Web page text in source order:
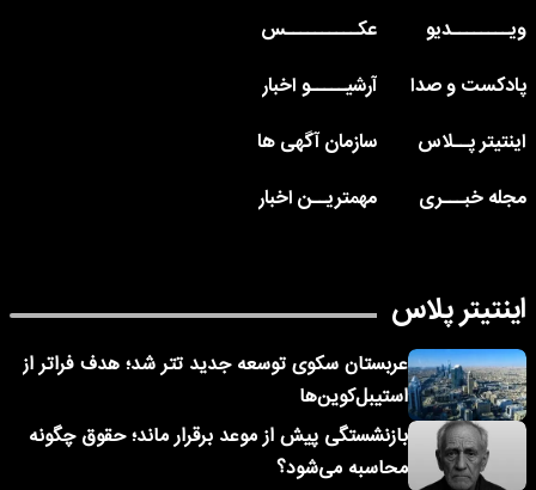
ویــــــــدیو
عکــــــــــس
پادکست و صدا
آرشیـــــو اخبار
اینتیتر پــلاس
سازمان آگهی ها
مجله خبـــری
مهمتریــن اخبار
اینتیتر پلاس
عربستان سکوی توسعه جدید تتر شد؛ هدف فراتر از
استیبل‌کوین‌ها
بازنشستگی پیش از موعد برقرار ماند؛ حقوق چگونه
محاسبه می‌شود؟